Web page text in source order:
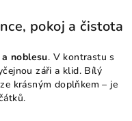
pokoj a čistota
noblesu. V kontrastu s
záři a klid. Bílý
krásným doplňkem – je